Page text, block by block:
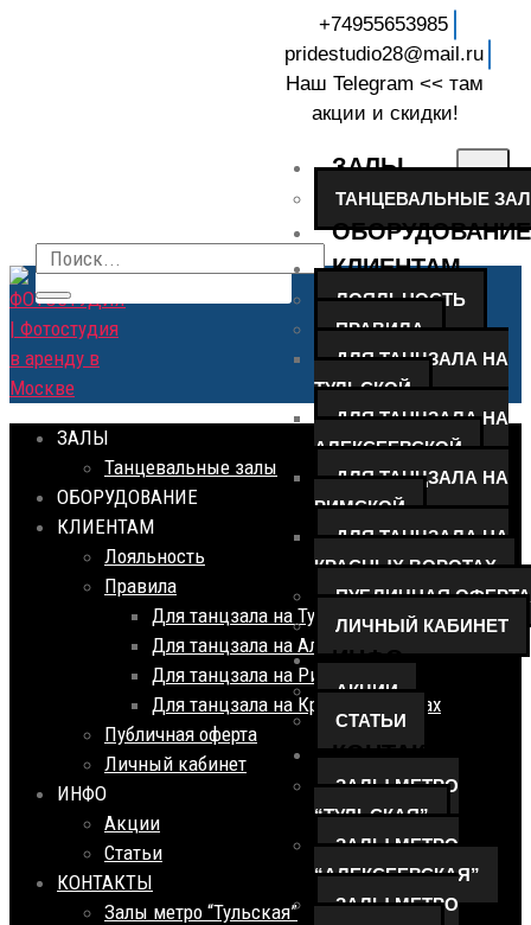
+74955653985
pridestudio28@mail.ru
Наш Telegram << там
акции и скидки!
ЗАЛЫ
ТАНЦЕВАЛЬНЫЕ
ОБОРУДОВАНИЕ
КЛИЕНТАМ
ЛОЯЛЬНОСТЬ
ПРАВИЛА
ДЛЯ ТАНЦЗАЛА НА
ТУЛЬСКОЙ
ДЛЯ ТАНЦЗАЛА НА
АЛЕКСЕЕВСКОЙ
ДЛЯ ТАНЦЗАЛА НА
РИМСКОЙ
ДЛЯ ТАНЦЗАЛА НА
КРАСНЫХ ВОРОТАХ
ПУБЛИЧНАЯ ОФЕРТА
ЛИЧНЫЙ КАБИНЕТ
ИНФО
АКЦИИ
СТАТЬИ
КОНТАКТЫ
ЗАЛЫ МЕТРО
“ТУЛЬСКАЯ”
ЗАЛЫ МЕТРО
“АЛЕКСЕЕВСКАЯ”
ЗАЛЫ МЕТРО
ЗАЛЫ
Танцевальные залы
ОБОРУДОВАНИЕ
КЛИЕНТАМ
Лояльность
Правила
Для танцзала на Тульской
Для танцзала на Алексеевской
Для танцзала на Римской
Для танцзала на Красных Воротах
Публичная оферта
Личный кабинет
ИНФО
Акции
Статьи
КОНТАКТЫ
Залы метро “Тульская”